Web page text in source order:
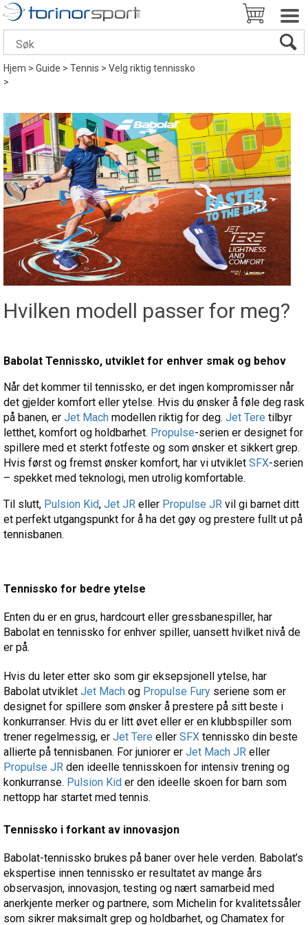
Hjem>Guide>Tennis>Velg riktig tennissko
>
Hvilken modell passer for meg?
Babolat Tennissko, utviklet for enhver smak og behov
Når det kommer til tennissko, er det ingen kompromisser når
det gjelder komfort eller ytelse. Hvis du ønsker å føle deg rask
på banen, er Jet Mach modellen riktig for deg. Jet Tere tilbyr
letthet, komfort og holdbarhet. Propulse-serien er designet for
spillere med et sterkt fotfeste og som ønsker et sikkert grep.
Hvis først og fremst ønsker komfort, har vi utviklet SFX-serien
– spekket med teknologi, men utrolig komfortable.
Til slutt, Pulsion Kid, Jet JR eller Propulse JR vil gi barnet ditt
et perfekt utgangspunkt for å ha det gøy og prestere fullt ut på
tennisbanen.
Tennissko for bedre ytelse
Enten du er en grus, hardcourt eller gressbanespiller, har
Babolat en tennissko for enhver spiller, uansett hvilket nivå de
er på.
Hvis du leter etter sko som gir eksepsjonell ytelse, har
Babolat utviklet Jet Mach og Propulse Fury seriene som er
designet for spillere som ønsker å prestere på sitt beste i
konkurranser. Hvis du er litt øvet eller er en klubbspiller som
trener regelmessig, er Jet Tere eller SFX tennissko din beste
allierte på tennisbanen. For juniorer er Jet Mach JR eller
Propulse JR den ideelle tennisskoen for intensiv trening og
konkurranse. Pulsion Kid er den ideelle skoen for barn som
nettopp har startet med tennis.
Tennissko i forkant av innovasjon
Babolat-tennissko brukes på baner over hele verden. Babolat’s
ekspertise innen tennissko er resultatet av mange års
observasjon, innovasjon, testing og nært samarbeid med
anerkjente merker og partnere, som Michelin for kvalitetssåler
som sikrer maksimalt grep og holdbarhet, og Chamatex for